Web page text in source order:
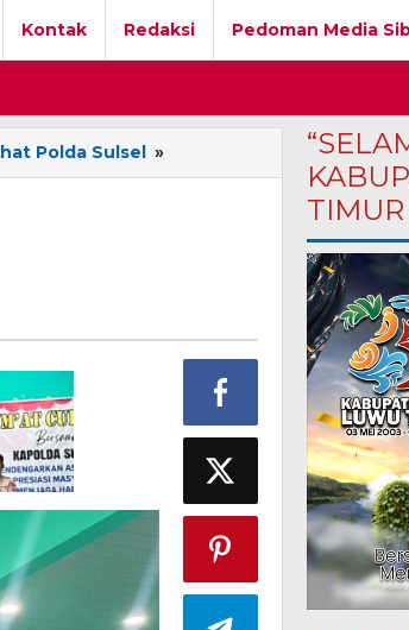
Kontak Redaksi Pedoman Media
Polda Sulsel »
20250523-
TIMUR